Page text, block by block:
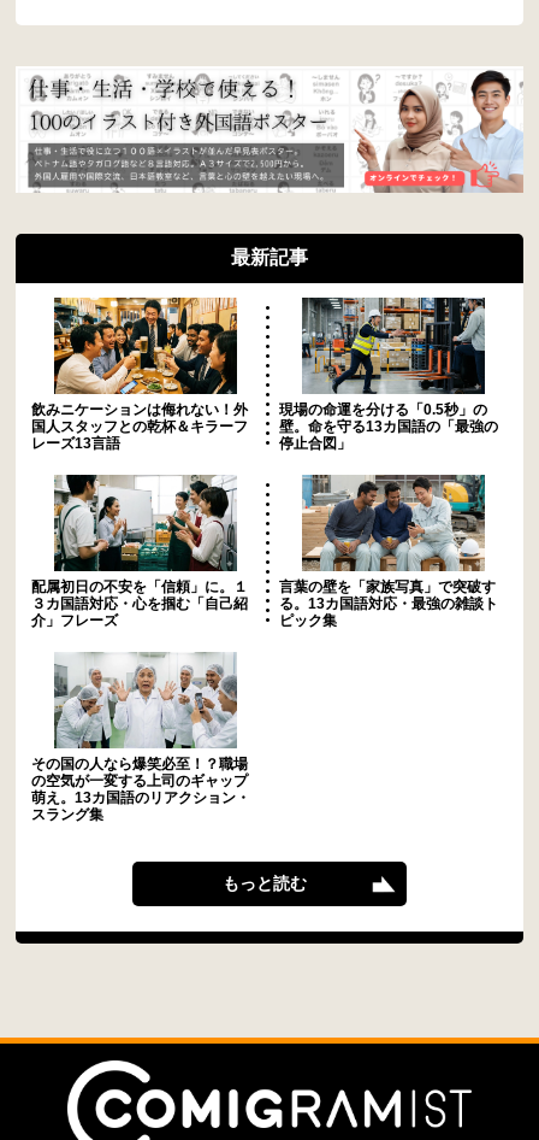
最新記事
飲みニケーションは侮れない！外
国人スタッフとの乾杯＆キラーフ
レーズ13言語
現場の命運を分ける「0.5秒」の
壁。命を守る13カ国語の「最強の
停止合図」
配属初日の不安を「信頼」に。１
３カ国語対応・心を掴む「自己紹
介」フレーズ
言葉の壁を「家族写真」で突破す
る。13カ国語対応・最強の雑談ト
ピック集
その国の人なら爆笑必至！？職場
の空気が一変する上司のギャップ
萌え。13カ国語のリアクション・
スラング集
もっと読む